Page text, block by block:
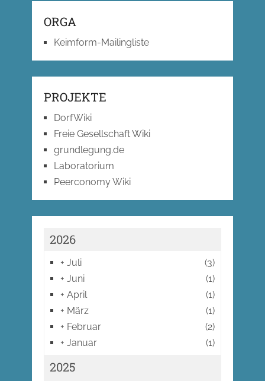
ORGA
Keimform-Mailingliste
PROJEKTE
DorfWiki
Freie Gesellschaft Wiki
grundlegung.de
Laboratorium
Peerconomy Wiki
2026
+ Juli
(3)
+ Juni
(1)
+ April
(1)
+ März
(1)
+ Februar
(2)
+ Januar (1)
2025